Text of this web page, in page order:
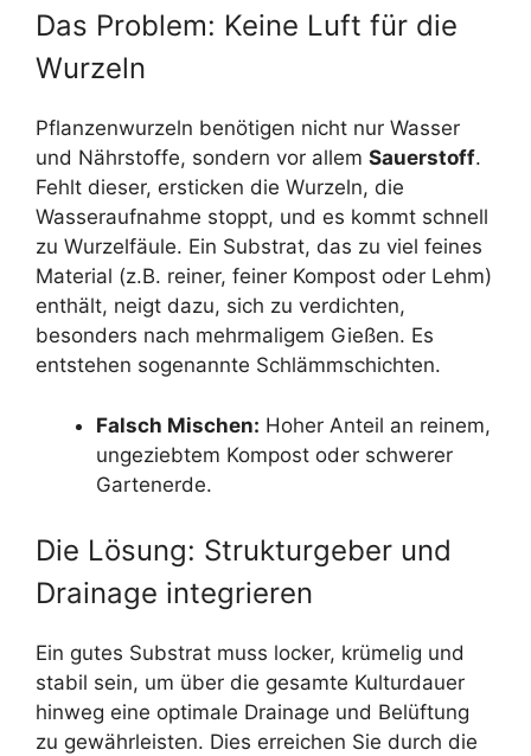
Das Problem: Keine Luft für die
Wurzeln
Pflanzenwurzeln benötigen nicht nur Wasser
und Nährstoffe, sondern vor allem Sauerstoff.
Fehlt dieser, ersticken die Wurzeln, die
Wasseraufnahme stoppt, und es kommt schnell
zu Wurzelfäule. Ein Substrat, das zu viel feines
Material (z.B. reiner, feiner Kompost oder Lehm)
enthält, neigt dazu, sich zu verdichten,
besonders nach mehrmaligem Gießen. Es
entstehen sogenannte Schlämmschichten.
Falsch Mischen: Hoher Anteil an reinem,
ungeziebtem Kompost oder schwerer
Gartenerde.
Die Lösung: Strukturgeber und
Drainage integrieren
Ein gutes Substrat muss locker, krümelig und
stabil sein, um über die gesamte Kulturdauer
hinweg eine optimale Drainage und Belüftung
zu gewährleisten. Dies erreichen Sie durch die